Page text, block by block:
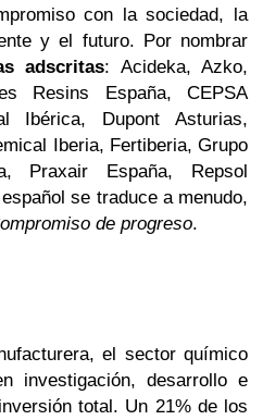
con la sociedad, la
y el futuro. Por nombrar
adscritas: Acideka, Azko,
Resins España, CEPSA
Ibérica, Dupont Asturias,
Iberia, Fertiberia, Grupo
Praxair España, Repsol
se traduce a menudo,
de progreso.
el sector químico
investigación, desarrollo e
total. Un 21% de los